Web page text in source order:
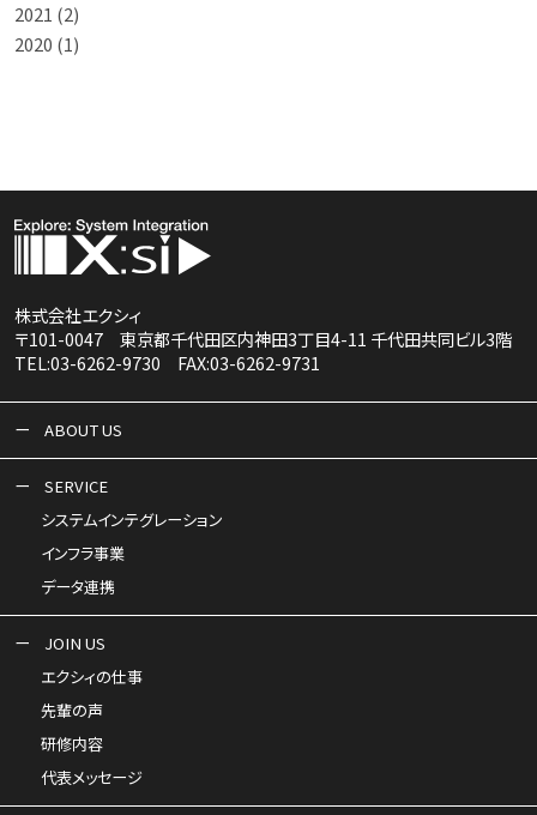
2021 (2)
2020 (1)
株式会社エクシィ
〒101-0047 東京都千代田区内神田3丁目4-11 千代田共同ビル3階
TEL:03-6262-9730 FAX:03-6262-9731
ABOUT US
SERVICE
システムインテグレーション
インフラ事業
データ連携
JOIN US
エクシィの仕事
先輩の声
研修内容
代表メッセージ